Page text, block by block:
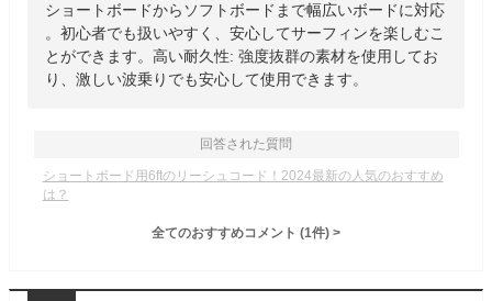
ショートボードからソフトボードまで幅広いボードに対応
。初心者でも扱いやすく、安心してサーフィンを楽しむこ
とができます。高い耐久性: 強度抜群の素材を使用してお
り、激しい波乗りでも安心して使用できます。
回答された質問
ショートボード用6ftのリーシュコード！2024最新の人気のおすすめ
は？
全てのおすすめコメント (1件) >